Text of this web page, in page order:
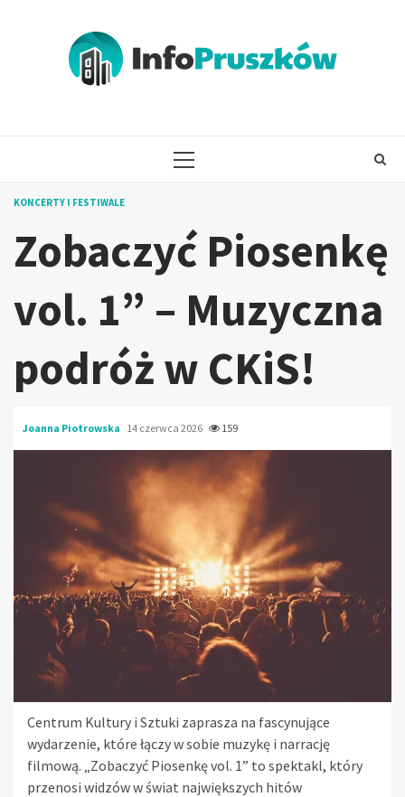
PRIMARY
KONCERTY I FESTIWALE
Zobaczyć Piosenkę
vol. 1” – Muzyczna
podróż w CKiS!
Joanna Piotrowska 14 czerwca 2026 159
Centrum Kultury i Sztuki zaprasza na fascynujące
wydarzenie, które łączy w sobie muzykę i narrację
filmową. „Zobaczyć Piosenkę vol. 1” to spektakl, który
przenosi widzów w świat największych hitów